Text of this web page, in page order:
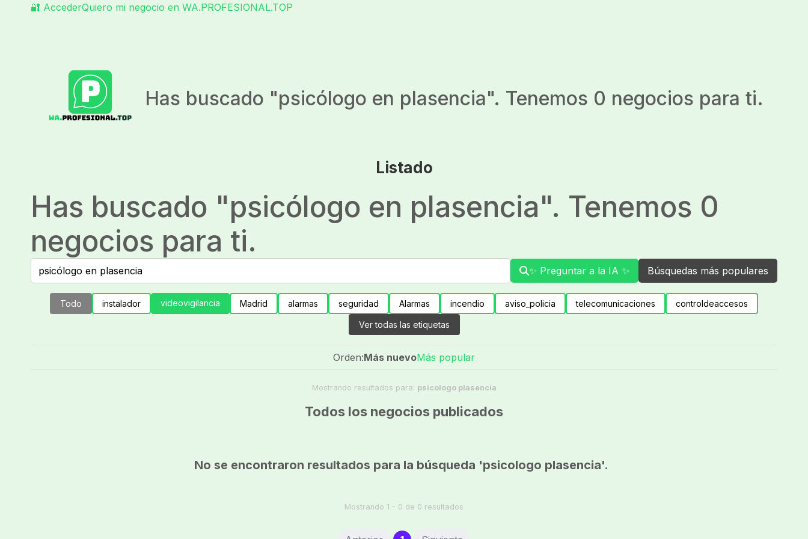
🔐 AccederQuiero mi negocio en WA.PROFESIONAL.TOP
Has buscado "psicólogo en plasencia". Tenemos 0 negocios para ti.
Listado
Has buscado "psicólogo en plasencia". Tenemos 0
negocios para ti.
✨ Preguntar a la IA ✨ Búsquedas más populares
Todo instalador videovigilancia Madrid alarmas seguridad Alarmas incendio aviso_policia telecomunicaciones controldeaccesos
Ver todas las etiquetas
Orden:Más nuevoMás popular
Mostrando resultados para: psicologo plasencia
Todos los negocios publicados
No se encontraron resultados para la búsqueda 'psicologo plasencia'.
Mostrando 1 - 0 de 0 resultados